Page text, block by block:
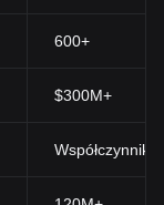
600+
$300M+
Współczynnik